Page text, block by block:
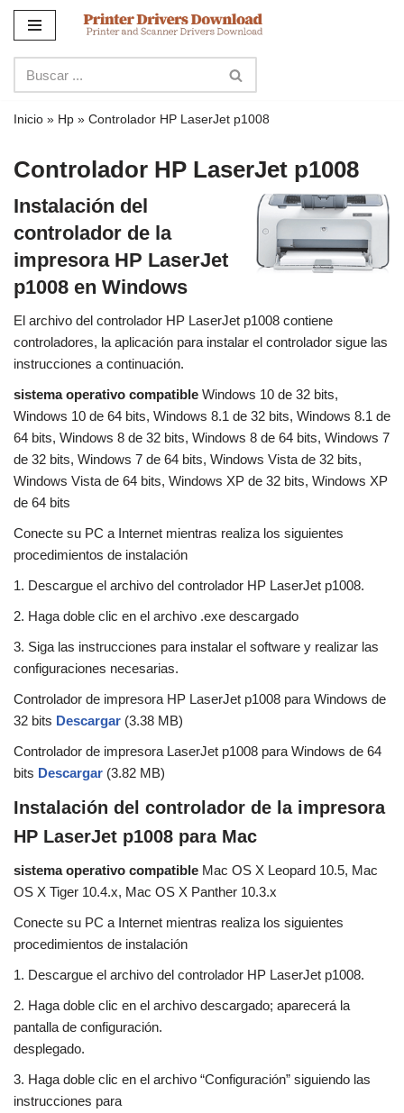
contenido
Inicio » Hp » Controlador HP LaserJet p1008
Controlador HP LaserJet p1008
Instalación del
controlador de la
impresora HP LaserJet
p1008 en Windows
El archivo del controlador HP LaserJet p1008 contiene
controladores, la aplicación para instalar el controlador sigue las
instrucciones a continuación.
sistema operativo compatible Windows 10 de 32 bits,
Windows 10 de 64 bits, Windows 8.1 de 32 bits, Windows 8.1 de
64 bits, Windows 8 de 32 bits, Windows 8 de 64 bits, Windows 7
de 32 bits, Windows 7 de 64 bits, Windows Vista de 32 bits,
Windows Vista de 64 bits, Windows XP de 32 bits, Windows XP
de 64 bits
Conecte su PC a Internet mientras realiza los siguientes
procedimientos de instalación
1. Descargue el archivo del controlador HP LaserJet p1008.
2. Haga doble clic en el archivo .exe descargado
3. Siga las instrucciones para instalar el software y realizar las
configuraciones necesarias.
Controlador de impresora HP LaserJet p1008 para Windows de
32 bits Descargar (3.38 MB)
Controlador de impresora LaserJet p1008 para Windows de 64
bits Descargar (3.82 MB)
Instalación del controlador de la impresora
HP LaserJet p1008 para Mac
sistema operativo compatible Mac OS X Leopard 10.5, Mac
OS X Tiger 10.4.x, Mac OS X Panther 10.3.x
Conecte su PC a Internet mientras realiza los siguientes
procedimientos de instalación
1. Descargue el archivo del controlador HP LaserJet p1008.
2. Haga doble clic en el archivo descargado; aparecerá la
pantalla de configuración.
desplegado.
3. Haga doble clic en el archivo “Configuración” siguiendo las
instrucciones para